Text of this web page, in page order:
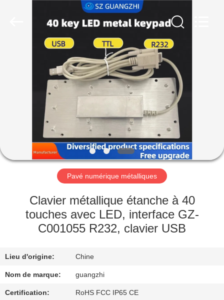
MAISON
PRODUITS
SUJET
DE
NOUS
VISITE
D'USINE
DE
QUALITÉ
Pavé numérique métalliques
Clavier métallique étanche à 40
touches avec LED, interface GZ-
C001055 R232, clavier USB
Lieu d'origine: Chine
Nom de marque: guangzhi
Certification: RoHS FCC IP65 CE